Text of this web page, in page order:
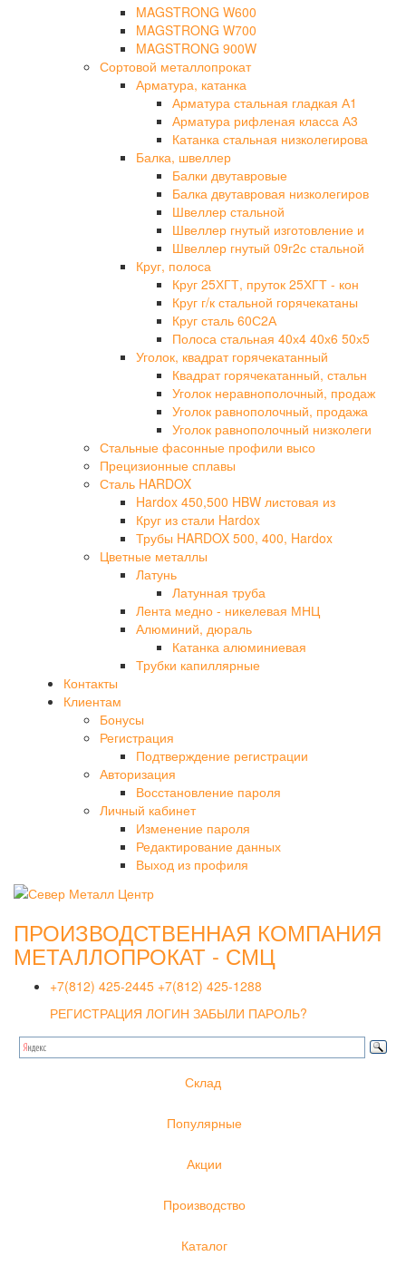
MAGSTRONG W600
MAGSTRONG W700
MAGSTRONG 900W
Сортовой металлопрокат
Арматура, катанка
Арматура стальная гладкая А1
Арматура рифленая класса А3
Катанка стальная низколегирова
Балка, швеллер
Балки двутавровые
Балка двутавровая низколегиров
Швеллер стальной
Швеллер гнутый изготовление и
Швеллер гнутый 09г2с стальной
Круг, полоса
Круг 25ХГТ, пруток 25ХГТ - кон
Круг г/к стальной горячекатаны
Круг сталь 60С2А
Полоса стальная 40х4 40х6 50х5
Уголок, квадрат горячекатанный
Квадрат горячекатанный, стальн
Уголок неравнополочный, продаж
Уголок равнополочный, продажа
Уголок равнополочный низколеги
Стальные фасонные профили высо
Прецизионные сплавы
Сталь HARDOX
Hardox 450,500 HBW листовая из
Круг из стали Hardox
Трубы HARDOX 500, 400, Hardox
Цветные металлы
Латунь
Латунная труба
Лента медно - никелевая МНЦ
Алюминий, дюраль
Катанка алюминиевая
Трубки капиллярные
Контакты
Клиентам
Бонусы
Регистрация
Подтверждение регистрации
Авторизация
Восстановление пароля
Личный кабинет
Изменение пароля
Редактирование данных
Выход из профиля
ПРОИЗВОДСТВЕННАЯ КОМПАНИЯ
МЕТАЛЛОПРОКАТ - СМЦ
+7(812) 425-2445 +7(812) 425-1288
РЕГИСТРАЦИЯ ЛОГИН ЗАБЫЛИ ПАРОЛЬ?
Склад
Популярные
Акции
Производство
Каталог